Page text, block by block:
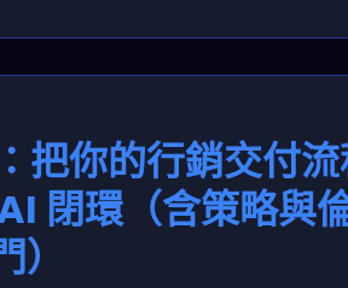
把你的行銷交付
閉環（含策略與